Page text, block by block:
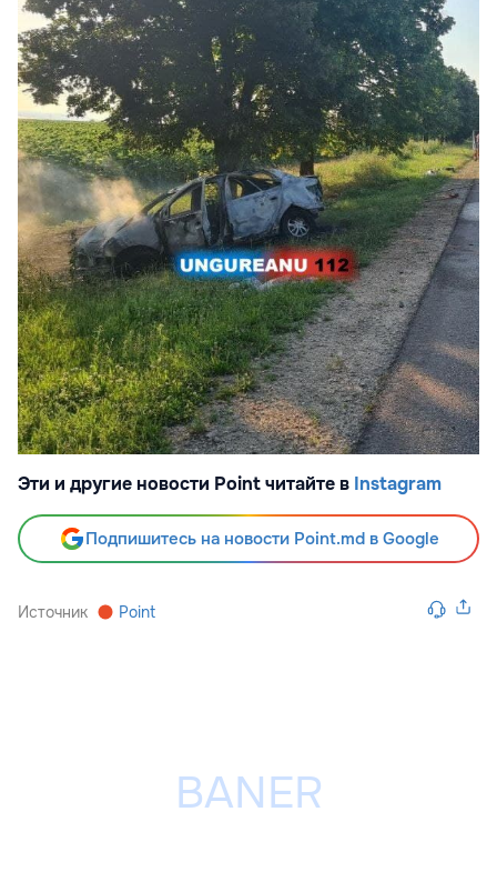
Эти и другие новости Point читайте в Instagram
Подпишитесь на новости Point.md в Google
Источник Point